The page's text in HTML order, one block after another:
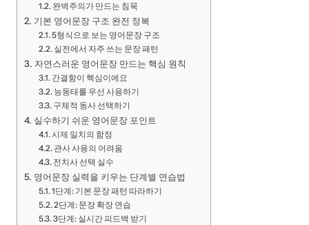
완벽주의가 만드는 침묵
기본 영어문장 구조 완전 정복
5형식으로 보는 영어문장 구조
실전에서 자주 쓰는 문장 패턴
자연스러운 영어문장 만드는 핵심 원칙
간결함이 핵심이에요
능동태를 우선 사용하기
구체적 동사 선택하기
실수하기 쉬운 영어문장 포인트
시제 일치의 함정
관사 사용의 어려움
전치사 선택 실수
영어문장 실력을 키우는 단계별 연습법
1단계: 기본 문장 패턴 따라하기
2단계: 문장 확장 연습
3단계: 실시간 피드백 받기